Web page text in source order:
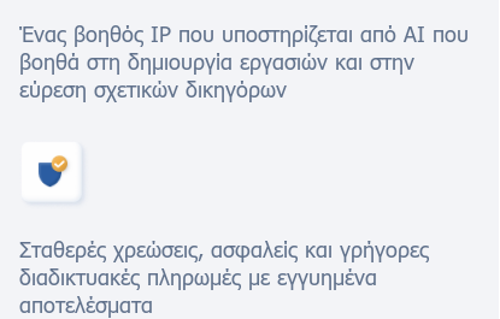
Ένας βοηθός IP που υποστηρίζεται από AI που
βοηθά στη δημιουργία εργασιών και στην
εύρεση σχετικών δικηγόρων
Σταθερές χρεώσεις, ασφαλείς και γρήγορες
διαδικτυακές πληρωμές με εγγυημένα
αποτελέσματα